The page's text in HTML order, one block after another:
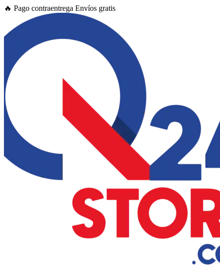
Ir
contenido
🔥 Pago contraentrega Envíos gratis